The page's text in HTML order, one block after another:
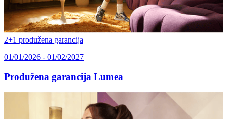
2+1 produžena garancija
01/01/2026 - 01/02/2027
Produžena garancija Lumea